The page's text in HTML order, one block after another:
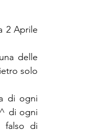
2 Aprile
delle
solo
di ogni
di ogni
falso di